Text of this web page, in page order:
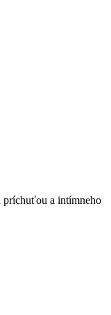
príchuťou a intímneho